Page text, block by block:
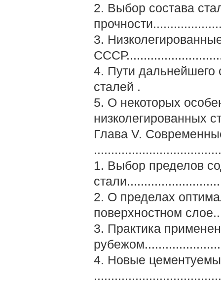
2. Выбор состава
3.
4. Пути дальнейшего
сталей .
5. О некоторых
низколегированных
Глава V.
1. Выбор пределов
2. О пределах
поверхностном слое..
3. Практика
рубежом......................
4. Новые